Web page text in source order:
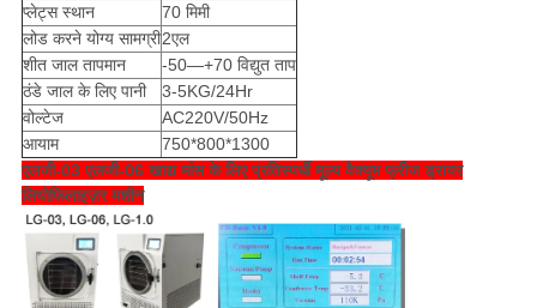
प्लेट्स स्थान
70 मिमी
लोड करने योग्य सामग्री2एल
शीत जाल तापमान
-50—+70 विद्युत ताप
ठंडे जाल के लिए पानी
3-5KG/24Hr
वोल्टेज
AC220V/50Hz
आयाम
750*800*1300
एलजी-03 एलजी-06 खाद्य मांस के लिए प्रतिस्पर्धी मूल्य वैक्यूम फ्रीज ड्रायर
लियोफिलाइज़र मशीन